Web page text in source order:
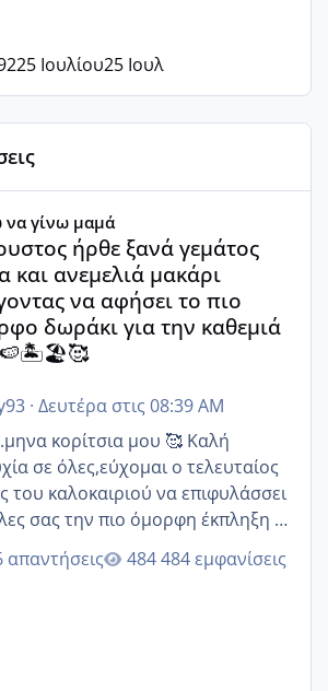
25 Ιουλίου25 Ιουλ
γεμάτος γέλια και ανεμελιά
γίνω μαμά
ήρθε ξανά γεμάτος
και ανεμελιά μακάρι
να αφήσει το πιο
δωράκι για την καθεμιά
· Δευτέρα στις 08:39 AM
κορίτσια μου 🥰 Καλή
σε όλες,εύχομαι ο τελευταίος
του καλοκαιριού να επιφυλάσσει
σας την πιο όμορφη έκπληξη 🧿
@Melikara86 @Παρασκευαιδου
z @melitiniღ @Christi.D.
απαντήσεις 484 εμφανίσεις